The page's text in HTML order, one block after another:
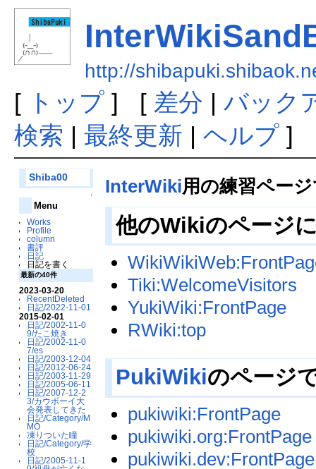
http://
[ トップ] [ 差分 | バック
検索 | 最終更新 | ヘルプ]
Shiba00
↑
Menu
Works
Profile
column
書評
日記
日記を書く
最新の40件
2023-03-20
RecentDeleted
日記/2022-11-01
2015-02-01
日記/2002-11-0
9/たこ焼き
日記/2002-11-0
7/es
日記/2003-12-04
日記/2012-06-24
日記/2003-11-29
日記/2005-06-11
日記/2007-12-2
3/カウボーイ大
会発表してきた
日記/Category/M
MO
凍りついた瞳
日記/Category/学
校
日記/2005-11-1
InterWiki用の練習ペー
他のWikiのページ
Tiki:WelcomeVisitors
YukiWiki:FrontPage
RWiki:top
PukiWikiのページ
pukiwiki:FrontPage
pukiwiki.org:FrontPage
pukiwiki.dev:FrontPage